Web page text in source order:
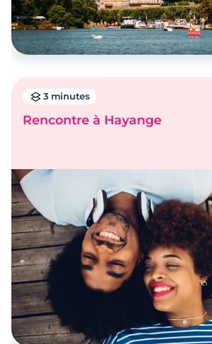
Rencontrez des célibataires
3 minutes
Rencontre à Hayange